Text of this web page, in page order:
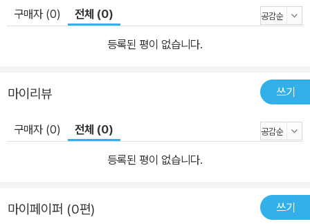
구매자 (0) 전체 (0)
등록된 평이 없습니다.
마이리뷰 쓰기
구매자 (0) 전체 (0)
등록된 평이 없습니다.
마이페이퍼 (0편) 쓰기